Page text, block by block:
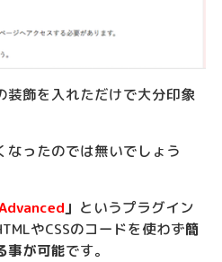
装飾を入れただけで大分印象
なったのでは無いでしょう
」 というプラグイン
やCSSのコードを使わず簡
事が可能です。